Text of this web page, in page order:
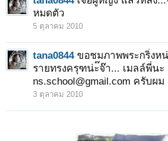
หมดตัว
5 ตุลาคม 2010
tana0844 ขอชมภาพพระกริ่งห
รายทรงครุฑน่ะ๊จ๊า... เมลล์พี่นะ
ns.school@gmail.com ครับผ
3 ตุลาคม 2010